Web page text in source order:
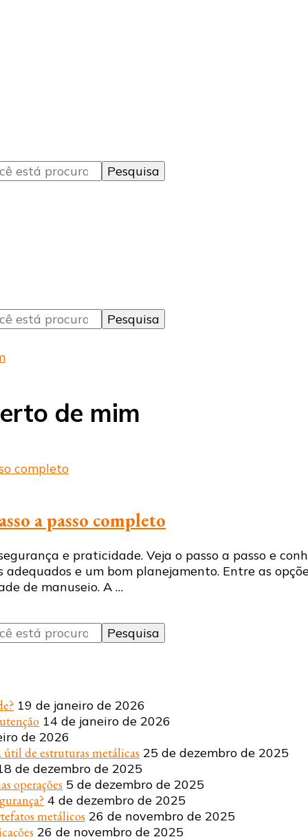
de mim
a passo completo
e praticidade. Veja o passo a passo e
e um bom planejamento. Entre as
de manuseio. A …
19 de janeiro de 2026
14 de janeiro de 2026
de 2026
útil de estruturas metálicas 25 de dezembro de 2025
de dezembro de 2025
operações 5 de dezembro de 2025
4 de dezembro de 2025
metálicos 26 de novembro de 2025
26 de novembro de 2025